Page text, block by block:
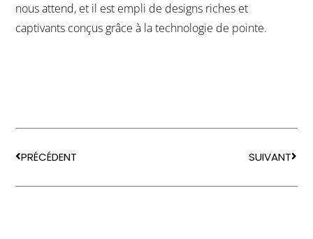
nous attend, et il est empli de designs riches et
captivants conçus grâce à la technologie de pointe.
PRÉCÉDENT SUIVANT